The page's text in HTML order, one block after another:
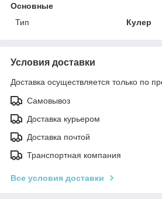
Основные
Тип
Кулер
Условия доставки
Доставка осуществляется только по
Самовывоз
Доставка курьером
Доставка почтой
Транспортная компания
Все условия доставки